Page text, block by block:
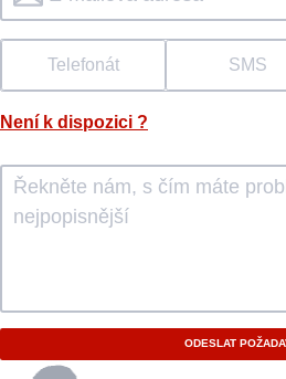
Telefonát SMS
Není k dispozici ?
ODESLAT